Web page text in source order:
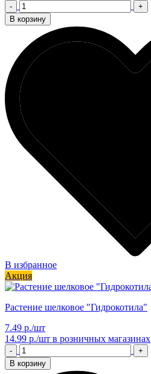
-
+
В корзину
В избранное
Акция
Растение шелковое "Гидрокотила"
7.49 р./шт
14.99 р./шт в розничных магазинах
-
+
В корзину